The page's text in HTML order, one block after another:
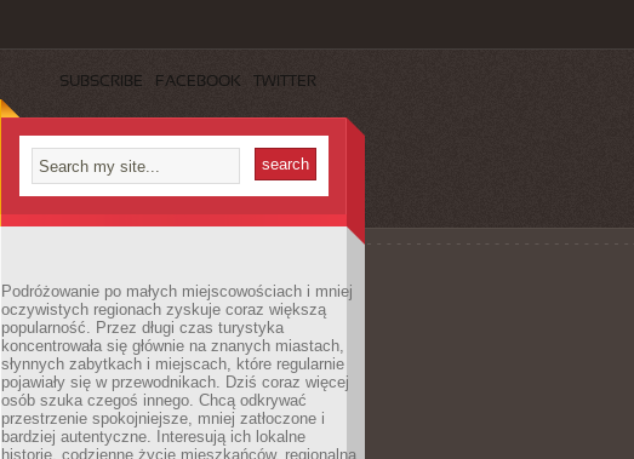
SUBSCRIBE FACEBOOK TWITTER
Podróżowanie po małych miejscowościach i mniej
oczywistych regionach zyskuje coraz większą
popularność. Przez długi czas turystyka
koncentrowała się głównie na znanych miastach,
słynnych zabytkach i miejscach, które regularnie
pojawiały się w przewodnikach. Dziś coraz więcej
osób szuka czegoś innego. Chcą odkrywać
przestrzenie spokojniejsze, mniej zatłoczone i
bardziej autentyczne. Interesują ich lokalne
historie, codzienne życie mieszkańców, regionalna